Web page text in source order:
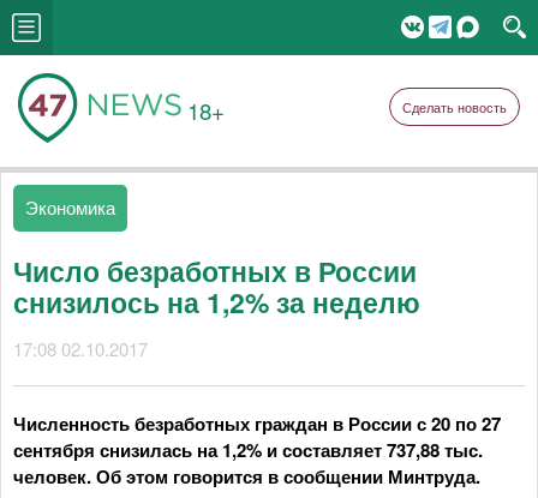
18+ Сделать новость
Экономика
Число безработных в России
снизилось на 1,2% за неделю
17:08 02.10.2017
Численность безработных граждан в России с 20 по 27
сентября снизилась на 1,2% и составляет 737,88 тыс.
человек. Об этом говорится в сообщении Минтруда.